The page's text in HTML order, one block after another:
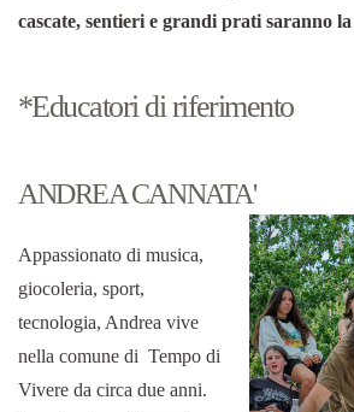
cascate, sentieri e grandi prati saranno
*Educatori di riferimento
ANDREA CANNATA'
Appassionato di musica,
giocoleria, sport,
tecnologia, Andrea vive
nella comune di Tempo di
Vivere da circa due anni.